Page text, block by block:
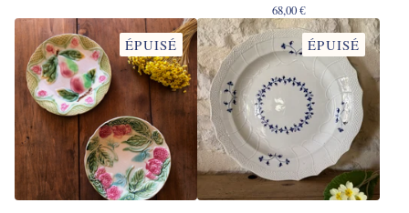
68,00€
ÉPUISÉ ÉPUISÉ